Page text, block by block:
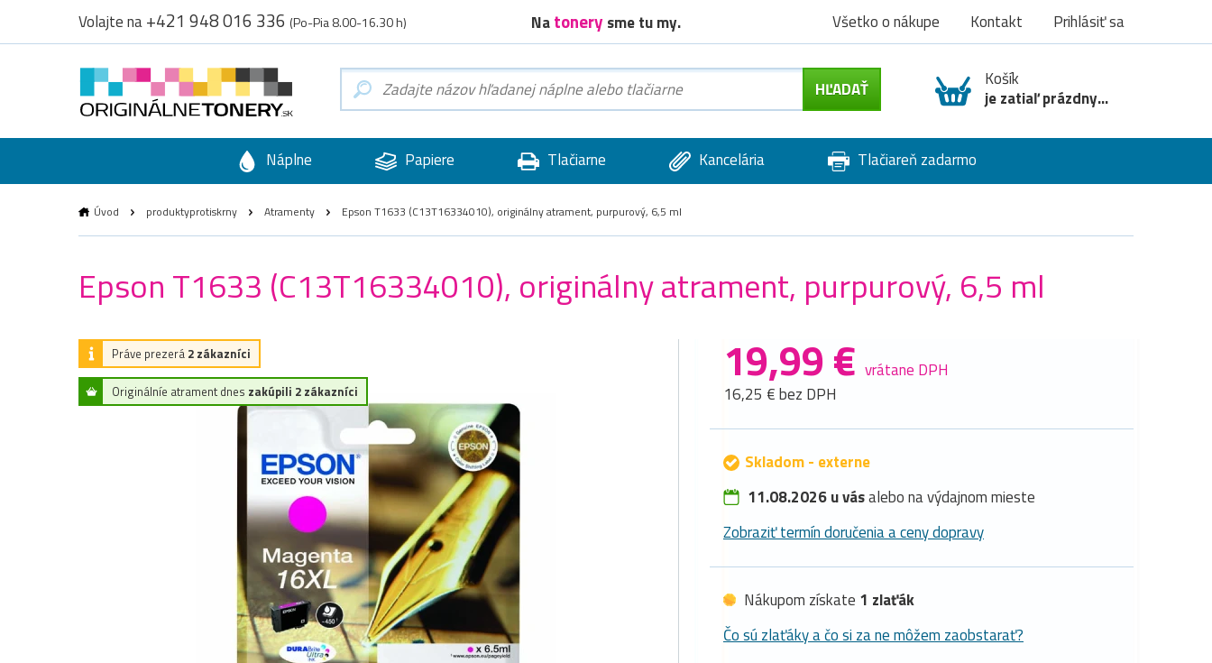
Volajte na+421 948 016 336 (Po-Pia 8.00-16.30 h) Natonery sme tu my. Všetko o nákupe Kontakt Prihlásiť sa
Košík
je zatiaľ prázdny...
Náplne Papiere Tlačiarne Kancelária Tlačiareň zadarmo
Úvod produktyprotiskrny Atramenty Epson T1633 (C13T16334010), originálny atrament, purpurový, 6,5 ml
Epson T1633 (C13T16334010), originálny atrament, purpurový, 6,5 ml
Práve prezerá 2 zákazníci
Originálníe atrament dnes zakúpili 2 zákazníci
19,99 € vrátane DPH
16,25 € bez DPH
Skladom - externe
11.08.2026 u vásalebo na výdajnom mieste
Zobraziť termín doručenia a ceny dopravy
Nákupom získate 1 zlaťák
Čo sú zlaťáky a čo si za ne môžem zaobstarať?